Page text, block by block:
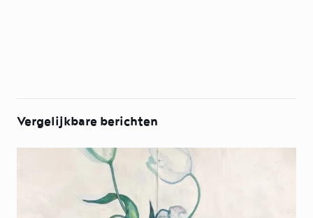
Vergelijkbare berichten